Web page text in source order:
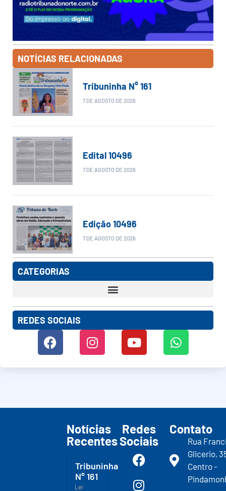
NOTÍCIAS RELACIONADAS
Tribuninha N° 161
7 DE AGOSTO DE 2026
Edital 10496
7 DE AGOSTO DE 2026
Edição 10496
7 DE AGOSTO DE 2026
CATEGORIAS
REDES SOCIAIS
Notícias
Recentes
Tribuninha
N° 161
Ler
Redes
Sociais
Contato
Rua
Glicerio,
Centro -